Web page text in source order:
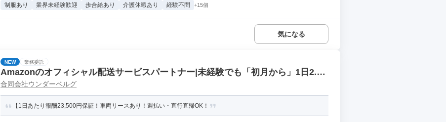
制服あり 業界未経験歓迎 歩合給あり 介護休暇あり 経験不問 +15個
気になる
NEW 業務委託
Amazonのオフィシャル配送サービスパートナー|未経験でも「初月から」1日2.3
万円以上【AT限定可】
合同会社ウンダーベルグ
【1日あたり報酬23,500円保証！車両リースあり！週払い・直行直帰OK！